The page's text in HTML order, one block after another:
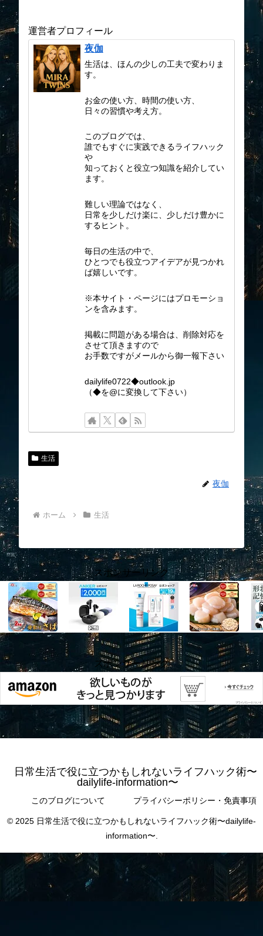
運営者プロフィール
夜伽
生活は、ほんの少しの工夫で変わりま
す。
お金の使い方、時間の使い方、
日々の習慣や考え方。
このブログでは、
誰でもすぐに実践できるライフハック
や
知っておくと役立つ知識を紹介してい
ます。
難しい理論ではなく、
日常を少しだけ楽に、少しだけ豊かに
するヒント。
毎日の生活の中で、
ひとつでも役立つアイデアが見つかれ
ば嬉しいです。
※本サイト・ページにはプロモーショ
ンを含みます。
掲載に問題がある場合は、削除対応を
させて頂きますので
お手数ですがメールから御一報下さい
dailylife0722◆outlook.jp
（◆を@に変換して下さい）
生活
夜伽
ホーム 生活
スポンサーリンク
スポンサーリンク
日常生活で役に立つかもしれないライフハック術〜
dailylife-information〜
このブログについて プライバシーポリシー・免責事項
© 2025 日常生活で役に立つかもしれないライフハック術〜dailylife-
information〜.